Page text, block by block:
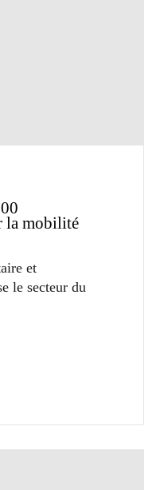
la mobilité
et
le secteur du